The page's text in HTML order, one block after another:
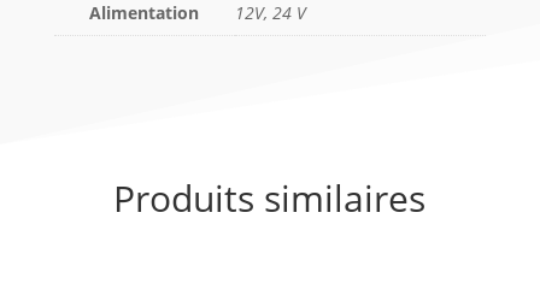
Alimentation
12V, 24 V
Produits similaires